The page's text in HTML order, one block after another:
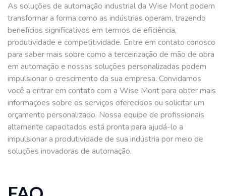
As soluções de automação industrial da Wise Mont podem
transformar a forma como as indústrias operam, trazendo
benefícios significativos em termos de eficiência,
produtividade e competitividade. Entre em contato conosco
para saber mais sobre como a terceirização de mão de obra
em automação e nossas soluções personalizadas podem
impulsionar o crescimento da sua empresa. Convidamos
você a entrar em contato com a Wise Mont para obter mais
informações sobre os serviços oferecidos ou solicitar um
orçamento personalizado. Nossa equipe de profissionais
altamente capacitados está pronta para ajudá-lo a
impulsionar a produtividade de sua indústria por meio de
soluções inovadoras de automação.